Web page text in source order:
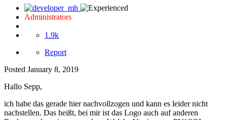
Administrators
1.9k
Report
Posted January 8, 2019
Hallo Sepp,
ich habe das gerade hier nachvollzogen und kann es leider nicht
nachstellen. Das heißt, bei mir ist das Logo auch auf anderen